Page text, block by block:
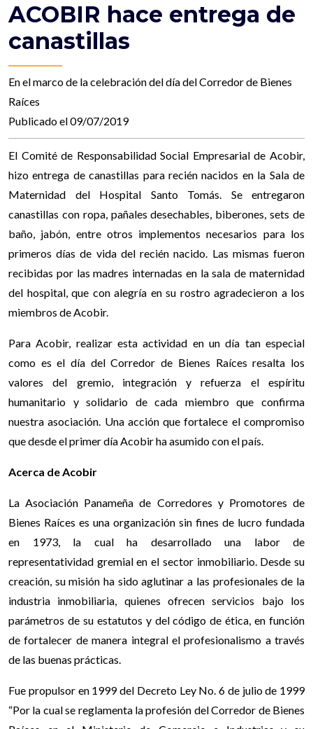
ACOBIR hace entrega de
canastillas
En el marco de la celebración del día del Corredor de Bienes
Raíces
Publicado el 09/07/2019
El Comité de Responsabilidad Social Empresarial de Acobir,
hizo entrega de canastillas para recién nacidos en la Sala de
Maternidad del Hospital Santo Tomás. Se entregaron
canastillas con ropa, pañales desechables, biberones, sets de
baño, jabón, entre otros implementos necesarios para los
primeros días de vida del recién nacido. Las mismas fueron
recibidas por las madres internadas en la sala de maternidad
del hospital, que con alegría en su rostro agradecieron a los
miembros de Acobir.
Para Acobir, realizar esta actividad en un día tan especial
como es el día del Corredor de Bienes Raíces resalta los
valores del gremio, integración y refuerza el espíritu
humanitario y solidario de cada miembro que confirma
nuestra asociación. Una acción que fortalece el compromiso
que desde el primer día Acobir ha asumido con el país.
Acerca de Acobir
La Asociación Panameña de Corredores y Promotores de
Bienes Raíces es una organización sin fines de lucro fundada
en 1973, la cual ha desarrollado una labor de
representatividad gremial en el sector inmobiliario. Desde su
creación, su misión ha sido aglutinar a las profesionales de la
industria inmobiliaria, quienes ofrecen servicios bajo los
parámetros de su estatutos y del código de ética, en función
de fortalecer de manera integral el profesionalismo a través
de las buenas prácticas.
Fue propulsor en 1999 del Decreto Ley No. 6 de julio de 1999
“Por la cual se reglamenta la profesión del Corredor de Bienes